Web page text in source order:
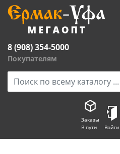
8 (908) 354-5000
Покупателям
Заказы
В пути
Войти